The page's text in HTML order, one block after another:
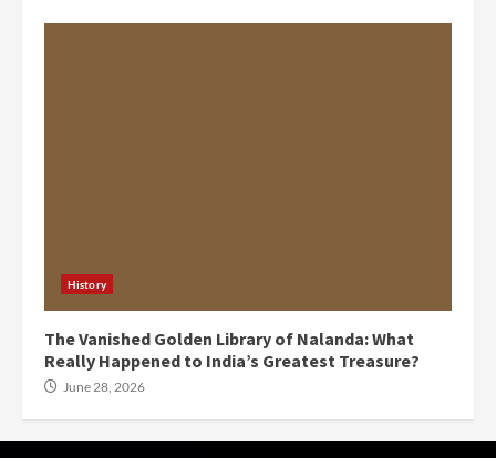
History
The Vanished Golden Library of Nalanda: What
Really Happened to India’s Greatest Treasure?
June 28, 2026